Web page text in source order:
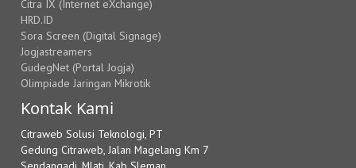
Citra IX (Internet eXchange)
HRD.ID
Sora Screen (Digital Signage)
Jogjastreamers
GudegNet (Portal Jogja)
Olimpiade Jaringan Mikrotik
Kontak Kami
Citraweb Solusi Teknologi, PT
Gedung Citraweb, Jalan Magelang Km 7